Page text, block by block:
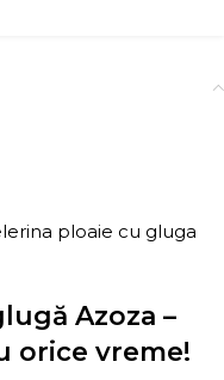
ploaie cu gluga
Azoza –
orice vreme!